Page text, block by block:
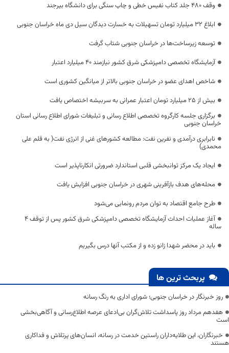
وقف ۴۸۰ جلد کتاب نفیس خطی و چاپ سنگی برای دانشگاه بیرجند
ابلاغ ۳۲ میلیارد تومان تسهیلات به خسارت دیدگان سیل دی ماه خراسان جنوبی
توسعه زیرساخت‌ها در خراسان جنوبی شتاب گرفت
آزمایشگاه تخصصی دامپزشکی شرق کشور نیازمند ۴۰ میلیارد اعتبار
شاخص اهدای عضو در خراسان جنوبی بالاتر از میانگین کشوری است
بیش از ۲۵ میلیارد تومان اعتبار عمرانی به سربیشه اختصاص یافت
برگزاری جلسه کارگروه تخصصی اطلاع رسانی و تبلیغات شورای اطلاع رسانی استان
خراسان جنوبی
نابرابری درآمدی و نفرین نفت: مطالعه کشورهای غنی از انرژی نفت( به قلم علی
محمدی)
ایجاد یک مرکز توانبخشی قلبی استاندارد ضرورتی انکارناپذیر است
محله‌های هدف بازآفرینی شهری در خراسان جنوبی افزایش یافت
طرح جامع اقتصاد به توان مردم رونمایی می‌شود
آغاز عملیات احداث آزمایشگاه تخصصی دامپزشکی شرق کشور پس از توقف 4
ساله
باید در محضر شهدا زانو زده و از مکتب آنها درس بگیریم
پربحث ترین ها
روز خبرنگار در خراسان جنوبی؛ شورای اداری به رنگ رسانه
هفدهم مرداد روز پاسداشت تلاش‌گران بی‌ادعای عرصه اطلاع‌رسانی و آگاهی‌بخشی
است
خبرنگاران، این طلایه‌داران راستین خدمت در رسانه، انسان‌های پرتلاش و فداکاری
هستند